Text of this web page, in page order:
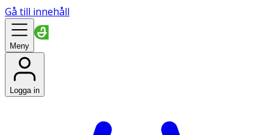
Gå till innehåll
Meny
Logga in